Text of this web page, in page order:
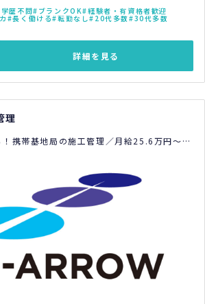
学歴不問 ブランクOK 経験者・有資格者歓迎
長く働ける 転勤なし 20代多数 30代多数
詳細を見る
理
携帯基地局の施工管理／月給25.6万円～／